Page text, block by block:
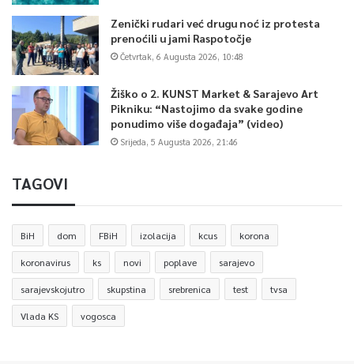
Zenički rudari već drugu noć iz protesta
prenoćili u jami Raspotočje
Četvrtak, 6 Augusta 2026, 10:48
Žiško o 2. KUNST Market & Sarajevo Art
Pikniku: “Nastojimo da svake godine
ponudimo više događaja” (video)
Srijeda, 5 Augusta 2026, 21:46
TAGOVI
BiH dom FBiH izolacija kcus korona
koronavirus ks novi poplave sarajevo
sarajevskojutro skupstina srebrenica test tvsa
Vlada KS vogosca